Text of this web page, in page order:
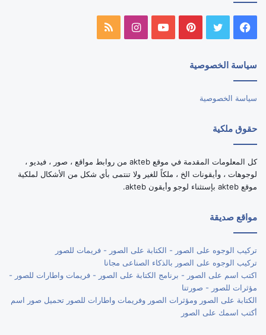
فيسبوك تويتر بينتيريستيوتيوبانستقرامملخص
سياسة الخصوصية
سياسة الخصوصية
حقوق ملكية
كل المعلومات المقدمة في موقع akteb من روابط مواقع ، صور ، فيديو ،
لوجوهات ، وأيقونات الخ ، ملكاً للغير ولا تنتمى بأي شكل من الأشكال لملكية
موقع akteb بإستثناء لوجو وأيقون akteb.
مواقع صديقة
تركيب الوجوه على الصور - الكتابة على الصور - فريمات للصور
تركيب الوجوه على الصور بالذكاء الصناعى مجانا
اكتب اسم على الصور - برنامج الكتابة على الصور - فريمات واطارات للصور -
مؤثرات للصور - صورتنا
الكتابة على الصور ومؤثرات الصور وفريمات واطارات للصور تحميل صور اسم
أكتب اسمك على الصور